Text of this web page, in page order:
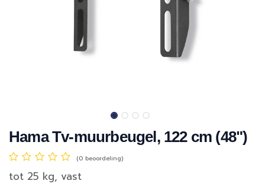
Hama Tv-muurbeugel, 122 cm (48")
(0 beoordeling)
tot 25 kg, vast